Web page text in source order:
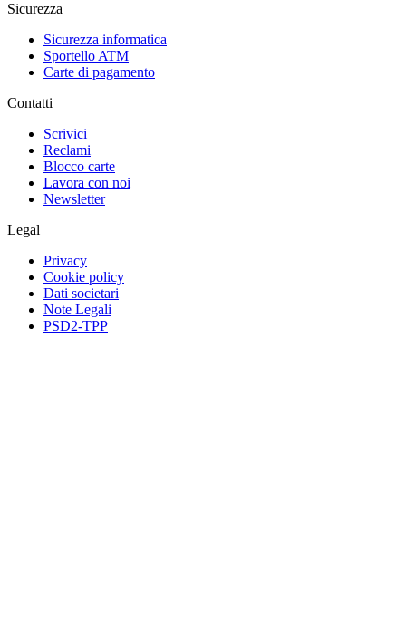
Sicurezza
Sicurezza informatica
Sportello ATM
Carte di pagamento
Contatti
Scrivici
Reclami
Blocco carte
Lavora con noi
Newsletter
Legal
Privacy
Cookie policy
Dati societari
Note Legali
PSD2-TPP